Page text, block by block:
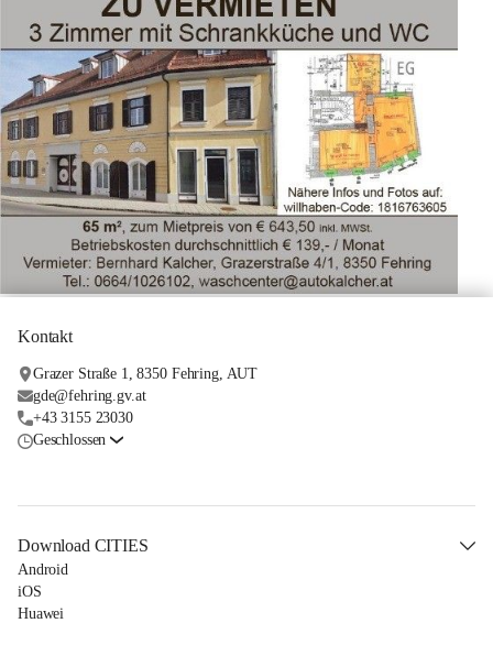
Kontakt
Grazer Straße 1, 8350 Fehring, AUT
gde@fehring.gv.at
+43 3155 23030
Geschlossen
Download CITIES
Android
iOS
Huawei